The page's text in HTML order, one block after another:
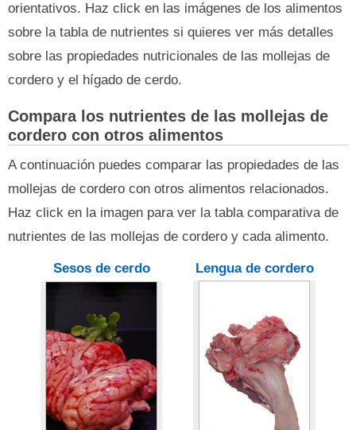
orientativos. Haz click en las imágenes de los alimentos
sobre la tabla de nutrientes si quieres ver más detalles
sobre las propiedades nutricionales de las mollejas de
cordero y el hígado de cerdo.
Compara los nutrientes de las mollejas de
cordero con otros alimentos
A continuación puedes comparar las propiedades de las
mollejas de cordero con otros alimentos relacionados.
Haz click en la imagen para ver la tabla comparativa de
nutrientes de las mollejas de cordero y cada alimento.
Sesos de cerdo Lengua de cordero